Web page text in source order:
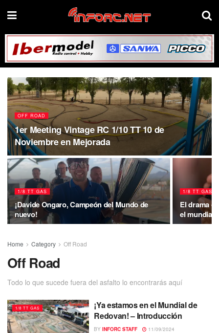
OFF ROAD
1er Meeting Vintage RC 1/10 TT 10 de
Noviembre en Mejorada
1/8 TT GAS
¡Davide Ongaro, Campeón del Mundo de
nuevo!
1/8 TT GAS
El drama
el mundial
Home Category Off Road
Off Road
Todo lo que sucede fuera del asfalto lo encontrarás aquí
1/8 TT GAS
¡Ya estamos en el Mundial de
Redovan! – Introducción
BY INFORC STAFF 11/09/2024